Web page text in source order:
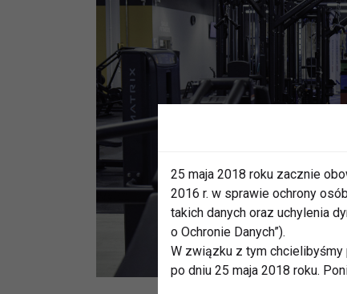
25 maja 2018 roku zacznie
2016 r. w sprawie ochrony
takich danych oraz uchylenia
o Ochronie Danych”).
W związku z tym chcielibyśmy
po dniu 25 maja 2018 roku.